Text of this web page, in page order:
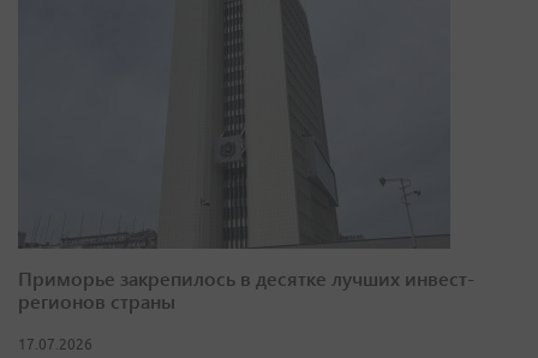
Приморье закрепилось в десятке лучших инвест-
регионов страны
17.07.2026